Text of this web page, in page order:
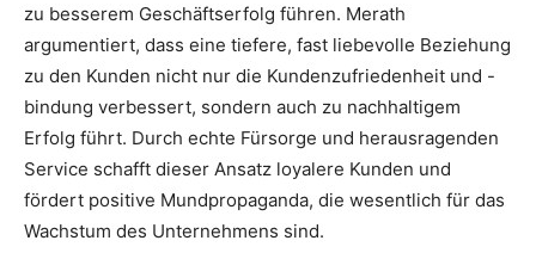
zu besserem Geschäftserfolg führen. Merath
argumentiert, dass eine tiefere, fast liebevolle Beziehung
zu den Kunden nicht nur die Kundenzufriedenheit und -
bindung verbessert, sondern auch zu nachhaltigem
Erfolg führt. Durch echte Fürsorge und herausragenden
Service schafft dieser Ansatz loyalere Kunden und
fördert positive Mundpropaganda, die wesentlich für das
Wachstum des Unternehmens sind.